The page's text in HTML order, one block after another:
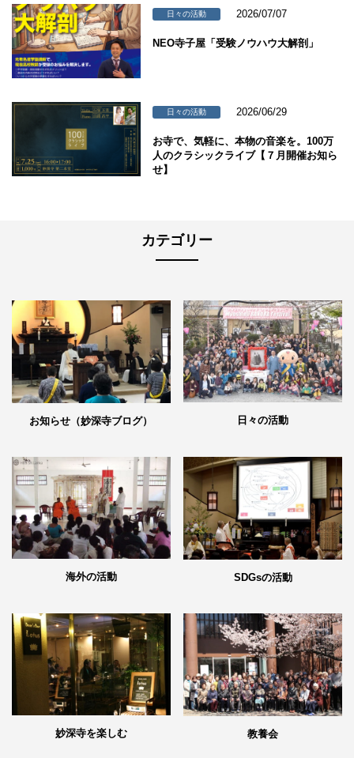
日々の活動 2026/07/07
NEO寺子屋「受験ノウハウ大解剖」
日々の活動 2026/06/29
お寺で、気軽に、本物の音楽を。100万
人のクラシックライブ【７月開催お知ら
せ】
カテゴリー
お知らせ（妙深寺ブログ） 日々の活動
海外の活動 SDGsの活動
妙深寺を楽しむ 教養会